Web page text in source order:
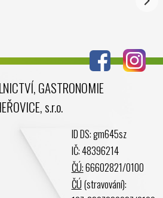
GASTRONOMIE
s.r.o.
ID DS: gm645sz
IČ: 48396214
ČÚ:66602821/0100
ČÚ (stravování):